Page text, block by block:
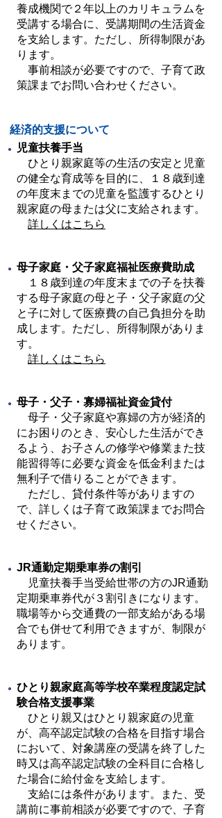
養成機関で２年以上のカリキュラムを
受講する場合に、受講期間の生活資金
を支給します。ただし、所得制限があ
ります。
事前相談が必要ですので、子育て政
策課までお問い合わせください。
経済的支援について
児童扶養手当
ひとり親家庭等の生活の安定と児童
の健全な育成等を目的に、１８歳到達
の年度末までの児童を監護するひとり
親家庭の母または父に支給されます。
詳しくはこちら
母子家庭・父子家庭福祉医療費助成
１８歳到達の年度末までの子を扶養
する母子家庭の母と子・父子家庭の父
と子に対して医療費の自己負担分を助
成します。ただし、所得制限がありま
す。
詳しくはこちら
母子・父子・寡婦福祉資金貸付
母子・父子家庭や寡婦の方が経済的
にお困りのとき、安心した生活ができ
るよう、お子さんの修学や修業また技
能習得等に必要な資金を低金利または
無利子で借りることができます。
ただし、貸付条件等がありますの
で、詳しくは子育て政策課までお問合
せください。
JR通勤定期乗車券の割引
児童扶養手当受給世帯の方のJR通勤
定期乗車券代が３割引きになります。
職場等から交通費の一部支給がある場
合でも併せて利用できますが、制限が
あります。
ひとり親家庭高等学校卒業程度認定試
験合格支援事業
ひとり親又はひとり親家庭の児童
が、高卒認定試験の合格を目指す場合
において、対象講座の受講を終了した
時又は高卒認定試験の全科目に合格し
た場合に給付金を支給します。
支給には条件があります。また、受
講前に事前相談が必要ですので、子育